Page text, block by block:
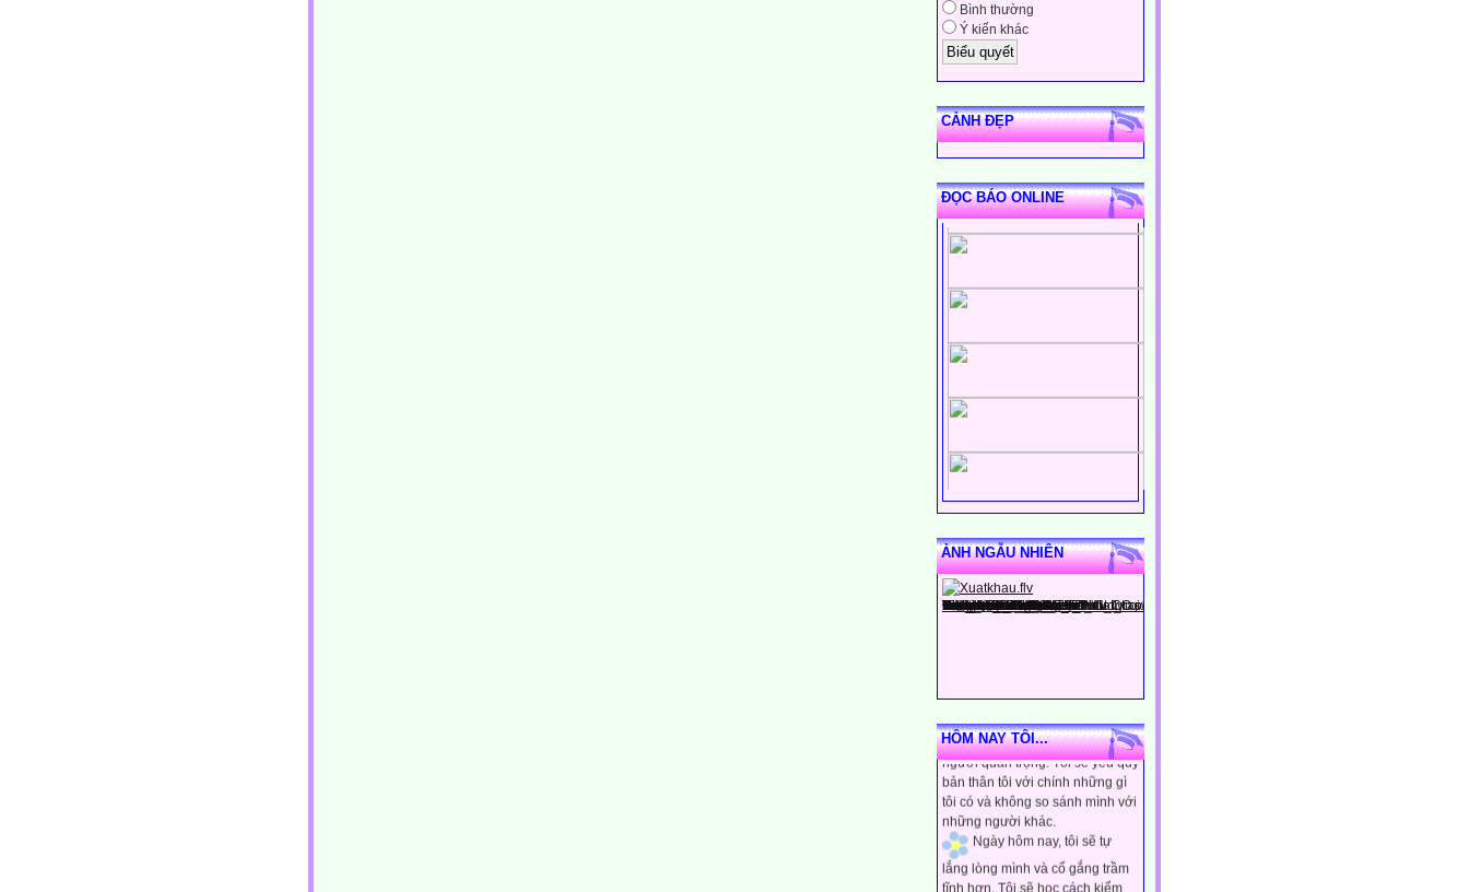
Bình thường
Ý kiến khác
CẢNH ĐẸP
ĐỌC BÁO ONLINE
ẢNH NGẪU NHIÊN
HÔM NAY TÔI...
Ngày hôm nay, tôi sẽ tin
rằng mình là người đặc biệt, một
người quan trọng. Tôi sẽ yêu quý
bản thân tôi với chính những gì
tôi có và không so sánh mình với
những người khác.
Ngày hôm nay, tôi sẽ tự
lắng lòng mình và cố gắng trầm
tĩnh hơn. Tôi sẽ học cách kiểm